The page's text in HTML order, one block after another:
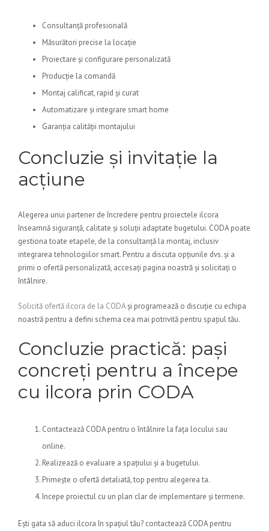
Consultanță profesională
Măsurători precise la locație
Proiectare și configurare personalizată
Producție la comandă
Montaj calificat, rapid și curat
Automatizare și integrare smart home
Garanția calității montajului
Concluzie și invitație la
acțiune
Alegerea unui partener de încredere pentru proiectele ilcora
înseamnă siguranță, calitate și soluții adaptate bugetului. CODA poate
gestiona toate etapele, de la consultanță la montaj, inclusiv
integrarea tehnologiilor smart. Pentru a discuta opțiunile dvs. și a
primi o ofertă personalizată, accesați pagina noastră și solicitați o
întâlnire.
Solicită ofertă ilcora de la CODAși programează o discuție cu echipa
noastră pentru a defini schema cea mai potrivită pentru spațiul tău.
Concluzie practică: pași
concreți pentru a începe
cu ilcora prin CODA
Contactează CODA pentru o întâlnire la fața locului sau
online.
Realizează o evaluare a spațiului și a bugetului.
Primește o ofertă detaliată, top pentru alegerea ta.
Incepe proiectul cu un plan clar de implementare și termene.
Ești gata să aduci ilcora în spațiul tău? contactează CODA pentru